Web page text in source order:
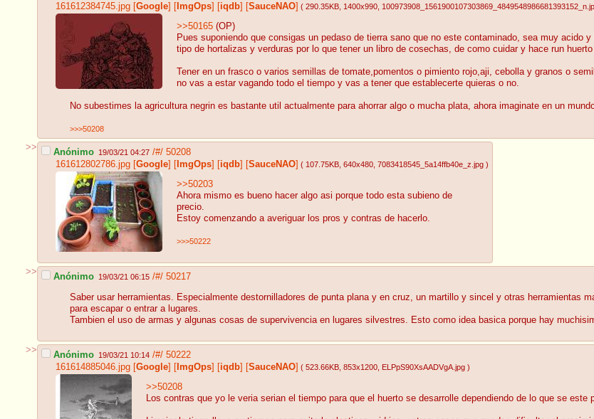
161612384745.jpg [Google] [ ImgOps] [iqdb] [SauceNAO] ( 290.35KB , 1400x990 ,
>>50165 (OP)
Pues suponiendo que consigas un pedaso de tierra sano que no este contaminado, sea muy acido
tipo de hortalizas y verduras por lo que tener un libro de cosechas, de como cuidar y hace run
Tener en un frasco o varios semillas de tomate,pomentos o pimiento rojo,aji, cebolla y granos o
no vas a estar vagando todo el tiempo y vas a tener que establecerte quieras o no.
No subestimes la agricultura negrin es bastante util actualmente para ahorrar algo o mucha plata, ahora imaginate en un
>>>50208
>> Anónimo 19/03/21 04:27 /#/ 50208
161612802786.jpg [Google] [ ImgOps] [iqdb] [SauceNAO] ( 107.75KB , 640x480 , 7083418545_5a14ffb40e_z.jpg )
>>50203
Ahora mismo es bueno hacer algo asi porque todo esta subieno de
precio.
Estoy comenzando a averiguar los pros y contras de hacerlo.
>>>50222
>> Anónimo 19/03/21 06:15 /#/ 50217
Saber usar herramientas. Especialmente destornilladores de punta plana y en cruz, un martillo y sincel y otras herramientas
para escapar o entrar a lugares.
Tambien el uso de armas y algunas cosas de supervivencia en lugares silvestres. Esto como idea basica porque hay
>> Anónimo 19/03/21 10:14 /#/ 50222
161614885046.jpg [Google] [ ImgOps] [iqdb] [SauceNAO] ( 523.66KB , 853x1200 , ELPpS90XsAADVgA.jpg )
>>50208
Los contras que yo le veria serian el tiempo para que el huerto se desarrolle dependiendo de lo que se este